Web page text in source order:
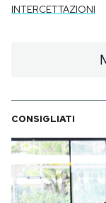
INTERCETTAZIONI
CONSIGLIATI